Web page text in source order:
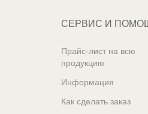
СЕРВИС И
Прайс-лист на всю
продукцию
Информация
Как сделать заказ